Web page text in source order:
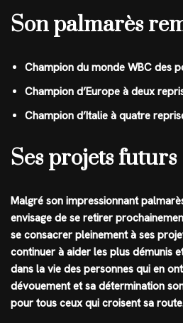
Son palmarès
Champion du monde WBC des
Champion d’Europe à deux
Champion d’Italie à quatre
Ses projets futurs
Malgré son impressionnant
envisage de se retirer
se consacrer pleinement à ses
continuer à aider les plus démunis
dans la vie des personnes qui en
dévouement et sa détermination
pour tous ceux qui croisent sa